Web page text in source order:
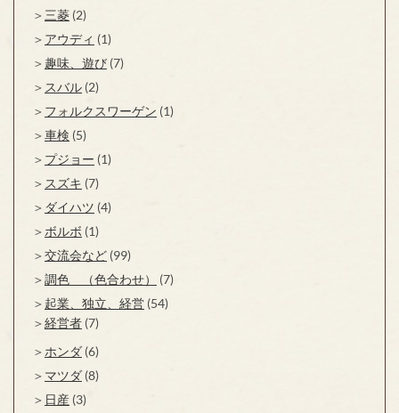
三菱 (2)
アウディ (1)
趣味、遊び (7)
スバル (2)
フォルクスワーゲン (1)
車検 (5)
プジョー (1)
スズキ (7)
ダイハツ (4)
ボルボ (1)
交流会など (99)
調色 （色合わせ）
(7)
起業、独立、経営 (54)
経営者 (7)
ホンダ (6)
マツダ (8)
日産 (3)